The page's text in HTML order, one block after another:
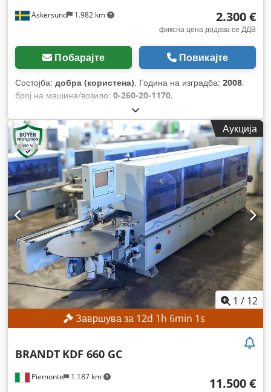
Askersund 1.982 km 2.300 €
фиксна цена додава се ДДВ
Побарајте Повикајте
Состојба: добра (користена), Година на изградба: 2008,
број на машина/возило: 0-260-20-1170,
Аукција
1 / 12
Завршува за12d 1h 5min 59s
Piemonte 1.187 km
BRANDT KDF 660 GC
11.500 €